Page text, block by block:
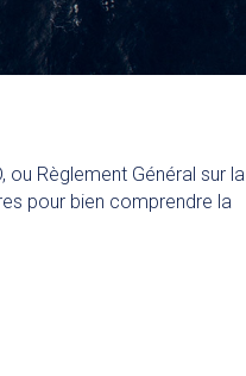
Règlement Général sur la
pour bien comprendre la